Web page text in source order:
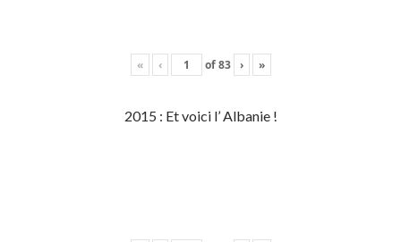
« ‹ of83 › »
2015 : Et voici l’ Albanie !